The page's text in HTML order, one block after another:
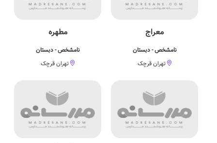
معراج
نامشخص - دبستان
تهران قرچک
مطهره
نامشخص - دبستان
تهران قرچک